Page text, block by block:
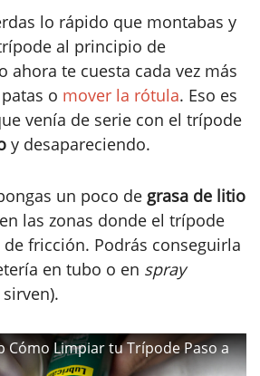
lo rápido que montabas y
al principio de
ahora te cuesta cada vez más
o mover la rótula. Eso es
venía de serie con el trípode
y desapareciendo.
un poco de grasa de litio
las zonas donde el trípode
fricción. Podrás conseguirla
en tubo o en spray
Cómo Limpiar tu Trípode Paso a